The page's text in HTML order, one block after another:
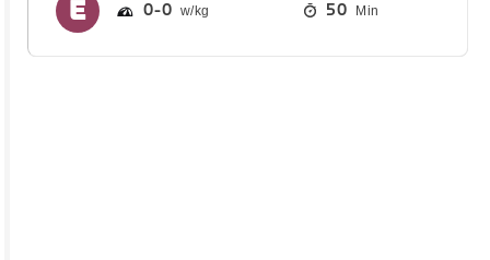
0 0 50 Min